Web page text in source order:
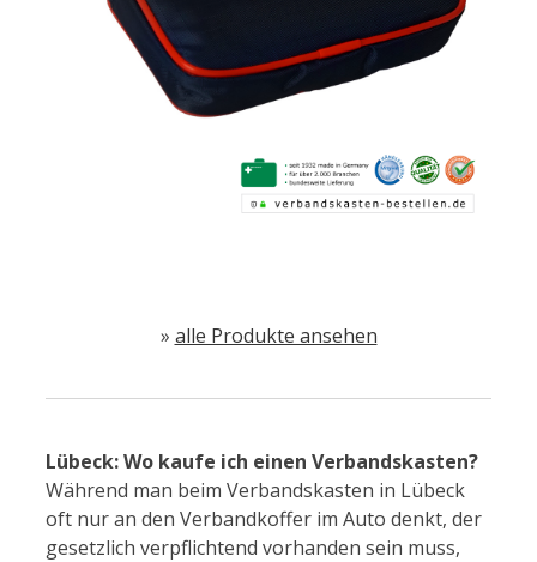
» alle Produkte ansehen
Lübeck: Wo kaufe ich einen Verbandskasten?
Während man beim Verbandskasten in Lübeck
oft nur an den Verbandkoffer im Auto denkt, der
gesetzlich verpflichtend vorhanden sein muss,